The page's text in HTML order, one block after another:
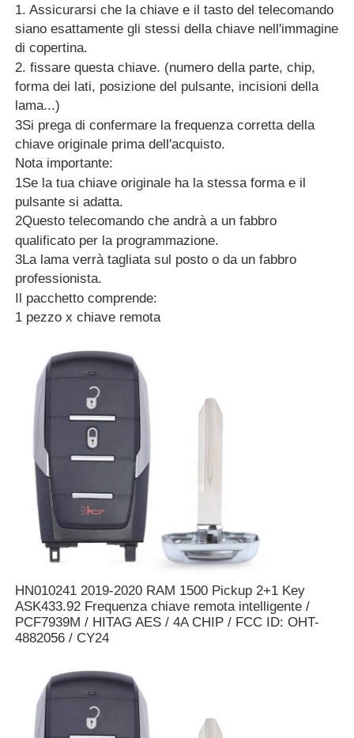
Casa
Prodotti
Video
Chi siamo
Fatory Tour
Controllo di qualità
notizie
Tutti i casi
Chiavi automatiche
1. Assicurarsi che la chiave e il tasto del telecomando
siano esattamente gli stessi della chiave nell'immagine
di copertina.
2. fissare questa chiave. (numero della parte, chip,
forma dei lati, posizione del pulsante, incisioni della
lama...)
3Si prega di confermare la frequenza corretta della
chiave originale prima dell'acquisto.
Nota importante:
1Se la tua chiave originale ha la stessa forma e il
pulsante si adatta.
2Questo telecomando che andrà a un fabbro
qualificato per la programmazione.
3La lama verrà tagliata sul posto o da un fabbro
professionista.
Il pacchetto comprende:
1 pezzo x chiave remota
HN010241 2019-2020 RAM 1500 Pickup 2+1 Key
ASK433.92 Frequenza chiave remota intelligente /
PCF7939M / HITAG AES / 4A CHIP / FCC ID: OHT-
4882056 / CY24